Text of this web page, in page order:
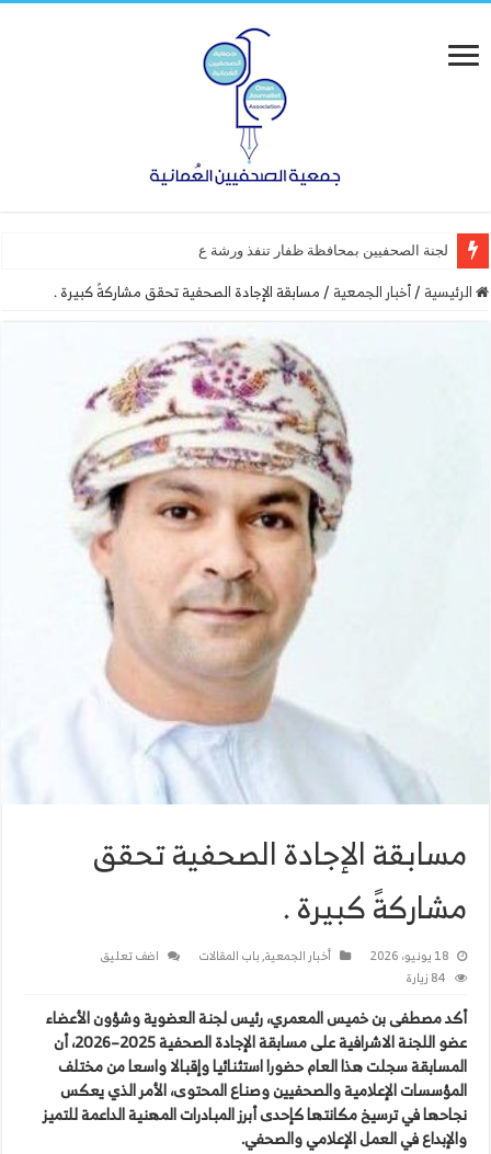
لجنة الصحفيين بمحافظة ظفار تنفذ ورشة عمل “أساسيات التصمي
الرئيسية /أخبار الجمعية /مسابقة الإجادة الصحفية تحقق مشاركةً كبيرة .
مسابقة الإجادة الصحفية تحقق
مشاركةً كبيرة .
18 يونيو، 2026 أخبار الجمعية,باب المقالات
اضف تعليق
84 زيارة
أكد مصطفى بن خميس المعمري، رئيس لجنة العضوية وشؤون الأعضاء
عضو اللجنة الاشرافية على مسابقة الإجادة الصحفية 2025–2026، أن
المسابقة سجلت هذا العام حضورا استثنائيا وإقبالا واسعا من مختلف
المؤسسات الإعلامية والصحفيين وصناع المحتوى، الأمر الذي يعكس
نجاحها في ترسيخ مكانتها كإحدى أبرز المبادرات المهنية الداعمة للتميز
والإبداع في العمل الإعلامي والصحفي.